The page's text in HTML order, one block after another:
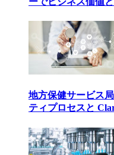
地方保健サービス
ティプロセスと